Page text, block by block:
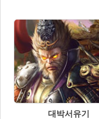
대박서유기